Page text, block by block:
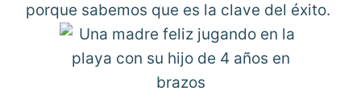
porque sabemos que es la clave del éxito.